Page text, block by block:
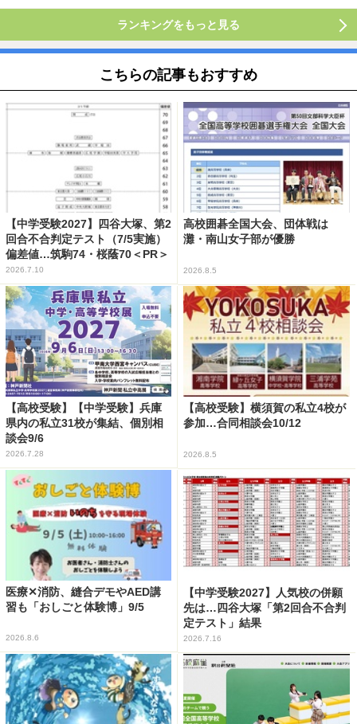
ランキングをもっと見る
こちらの記事もおすすめ
【中学受験2027】四谷大塚、第2
回合不合判定テスト（7/5実施）
偏差値…筑駒74・桜蔭70＜PR＞
2026.7.10
高校囲碁全国大会、団体戦は
灘・南山女子部が優勝
2026.8.5
【高校受験】【中学受験】兵庫
県内の私立31校が集結、個別相
談会9/6
2026.7.28
【高校受験】横須賀の私立4校が
参加…合同相談会10/12
2026.8.5
医療✕消防、縫合デモやAED講
習も「おしごと体験博」9/5
2026.8.6
【中学受験2027】人気校の併願
先は…四谷大塚「第2回合不合判
定テスト」結果
2026.7.16